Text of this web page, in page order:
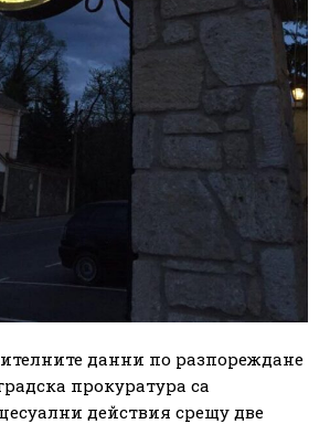
данни по разпореждане
прокуратура са
действия срещу две